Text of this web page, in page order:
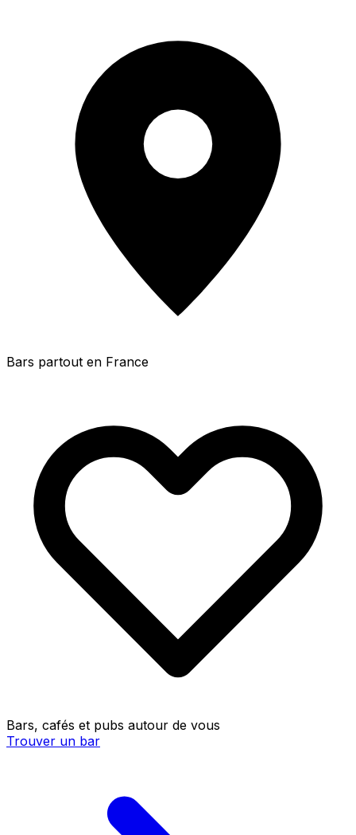
Bars partout en France
Bars, cafés et pubs autour de vous
Trouver un bar